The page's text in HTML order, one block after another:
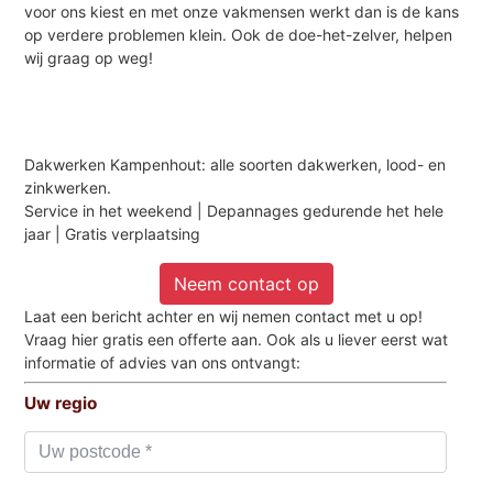
voor ons kiest en met onze vakmensen werkt dan is de kans
op verdere problemen klein. Ook de doe-het-zelver, helpen
wij graag op weg!
Dakwerken Kampenhout: alle soorten dakwerken, lood- en
zinkwerken.
Service in het weekend | Depannages gedurende het hele
jaar | Gratis verplaatsing
Neem contact op
Laat een bericht achter en wij nemen contact met u op!
Vraag hier gratis een offerte aan. Ook als u liever eerst wat
informatie of advies van ons ontvangt:
Uw regio